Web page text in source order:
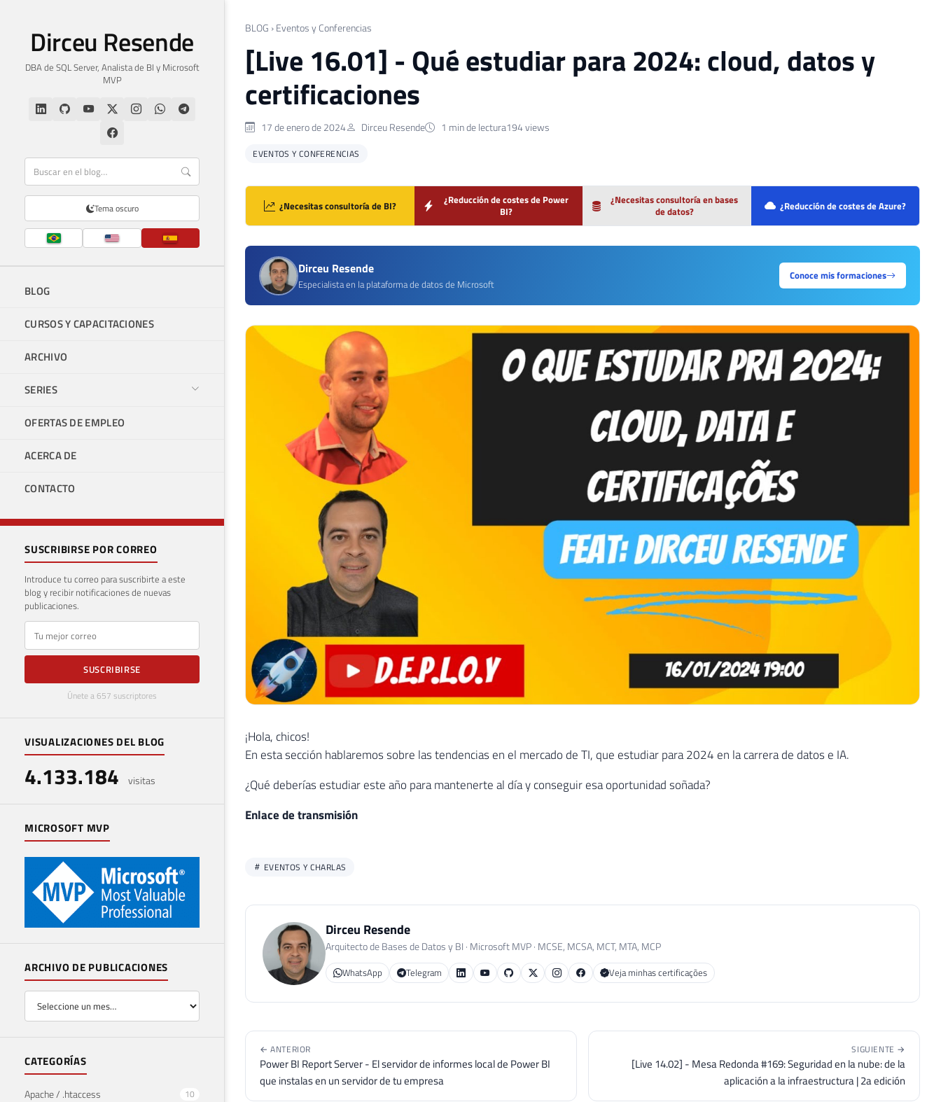
Dirceu Resende
DBA de SQL Server, Analista de BI y Microsoft
MVP
Tema oscuro
BLOG
CURSOS Y CAPACITACIONES
ARCHIVO
SERIES
OFERTAS DE EMPLEO
ACERCA DE
CONTACTO
SUSCRIBIRSE POR CORREO
Introduce tu correo para suscribirte a este
blog y recibir notificaciones de nuevas
publicaciones.
E-mail
SUSCRIBIRSE
Únete a 657 suscriptores
VISUALIZACIONES DEL BLOG
4.133.184 visitas
MICROSOFT MVP
ARCHIVO DE PUBLICACIONES
CATEGORÍAS
Apache / .htaccess 10
BLOG › Eventos y Conferencias
[Live 16.01] - Qué estudiar para 2024: cloud, datos y
certificaciones
17 de enero de 2024 Dirceu Resende 1 min de lectura194 views
EVENTOS Y CONFERENCIAS
¿Necesitas consultoría de BI?
¿Reducción de costes de Power
BI?
¿Necesitas consultoría en bases
de datos?
¿Reducción de costes de Azure?
Dirceu Resende
Especialista en la plataforma de datos de Microsoft
Conoce mis formaciones
¡Hola, chicos!
En esta sección hablaremos sobre las tendencias en el mercado de TI, que estudiar para 2024 en la carrera de datos e IA.
¿Qué deberías estudiar este año para mantenerte al día y conseguir esa oportunidad soñada?
Enlace de transmisión
EVENTOS Y CHARLAS
Dirceu Resende
Arquitecto de Bases de Datos y BI · Microsoft MVP · MCSE, MCSA, MCT, MTA, MCP
WhatsApp Telegram Veja minhas certificações
← ANTERIOR
Power BI Report Server - El servidor de informes local de Power BI
que instalas en un servidor de tu empresa
SIGUIENTE →
[Live 14.02] - Mesa Redonda #169: Seguridad en la nube: de la
aplicación a la infraestructura | 2a edición